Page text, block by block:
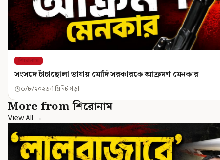
শিরোনাম
সংসদে চাঁচাছোলা ভাষায় মোদি সরকারকে আক্রমণ মেনকার
৬/৮/২০২৬ 1 মিনিট পড়া
More from শিরোনাম
View All →